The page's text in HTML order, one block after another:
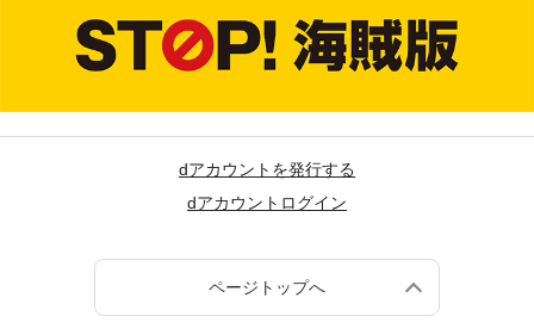
dアカウントを発行する
dアカウントログイン
ページトップへ